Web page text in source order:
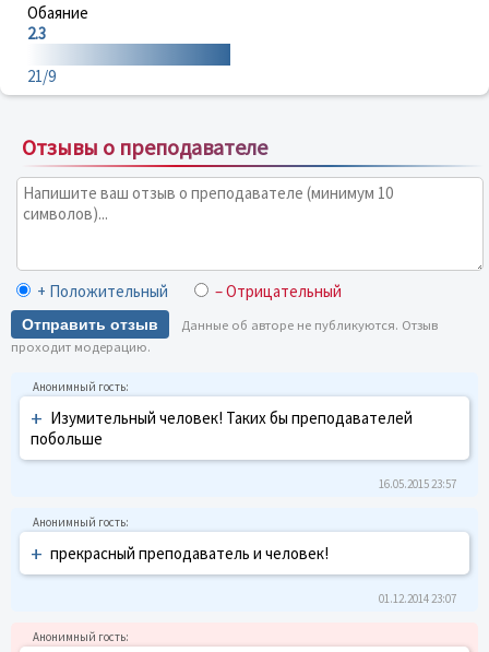
Обаяние
2.3
21/9
Отзывы о преподавателе
+ Положительный – Отрицательный
Отправить отзыв
Данные об авторе не публикуются. Отзыв
проходит модерацию.
+ Изумительный человек! Таких бы преподавателей
побольше
16.05.2015 23:57
+ прекрасный преподаватель и человек!
01.12.2014 23:07